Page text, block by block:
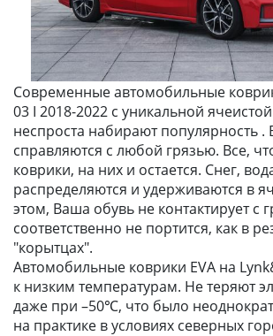
Современные автомобильные
03 I 2018-2022 с уникальной
неспроста набирают популярность .
справляются с любой грязью. Все,
коврики, на них и остается. Снег,
распределяются и удерживаются в
этом, Ваша обувь не контактирует с
соответственно не портится, как в
"корытцах".
Автомобильные коврики EVA на
к низким температурам. Не теряют
даже при –50℃, что было
на практике в условиях северных